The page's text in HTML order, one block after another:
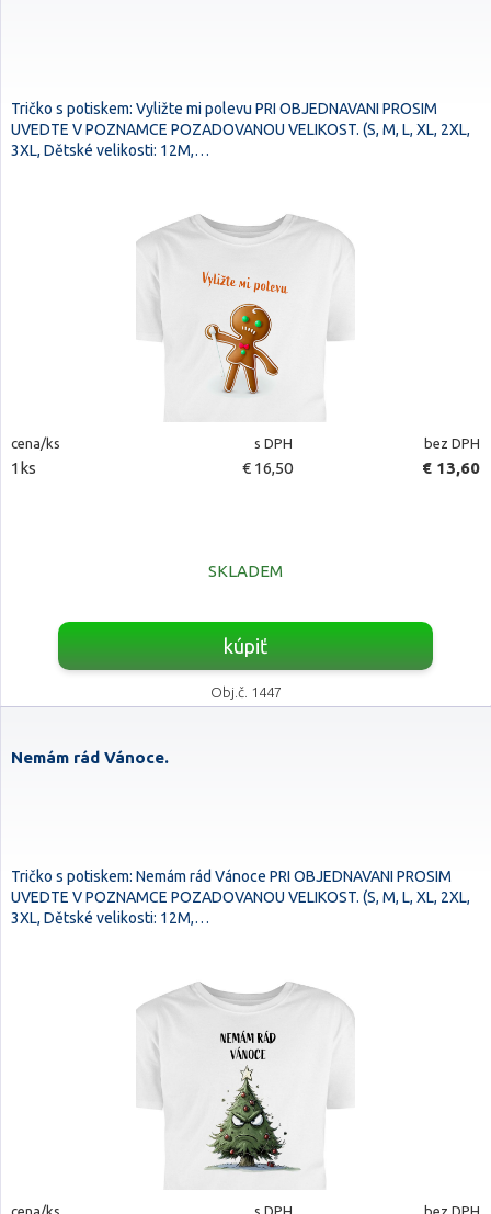
Tričko s potiskem: Vyližte mi polevu PRI OBJEDNAVANI PROSIM
UVEDTE V POZNAMCE POZADOVANOU VELIKOST. (S, M, L, XL, 2XL,
3XL, Dětské velikosti: 12M,…
cena/ks s DPH bez DPH
1ks € 16,50 € 13,60
SKLADEM
kúpiť
Obj.č. 1447
Nemám rád Vánoce.
Tričko s potiskem: Nemám rád Vánoce PRI OBJEDNAVANI PROSIM
UVEDTE V POZNAMCE POZADOVANOU VELIKOST. (S, M, L, XL, 2XL,
3XL, Dětské velikosti: 12M,…
cena/ks s DPH bez DPH